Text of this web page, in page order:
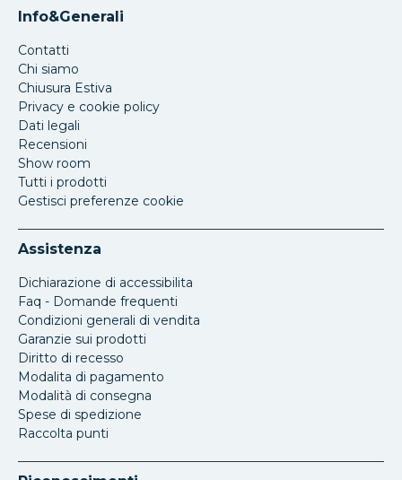
Info&Generali
Contatti
Chi siamo
Chiusura Estiva
Privacy e cookie policy
Dati legali
Recensioni
Show room
Tutti i prodotti
Gestisci preferenze cookie
Assistenza
Dichiarazione di accessibilita
Faq - Domande frequenti
Condizioni generali di vendita
Garanzie sui prodotti
Diritto di recesso
Modalita di pagamento
Modalità di consegna
Spese di spedizione
Raccolta punti